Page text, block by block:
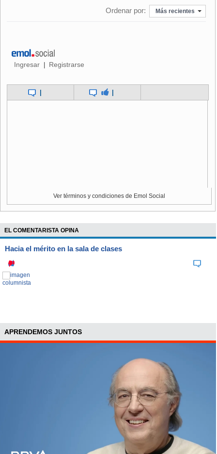
Ordenar por: Más recientes
Ingresar Registrarse
Ver términos y condiciones de Emol Social
EL COMENTARISTA OPINA
Hacia el mérito en la sala de clases
APRENDEMOS JUNTOS